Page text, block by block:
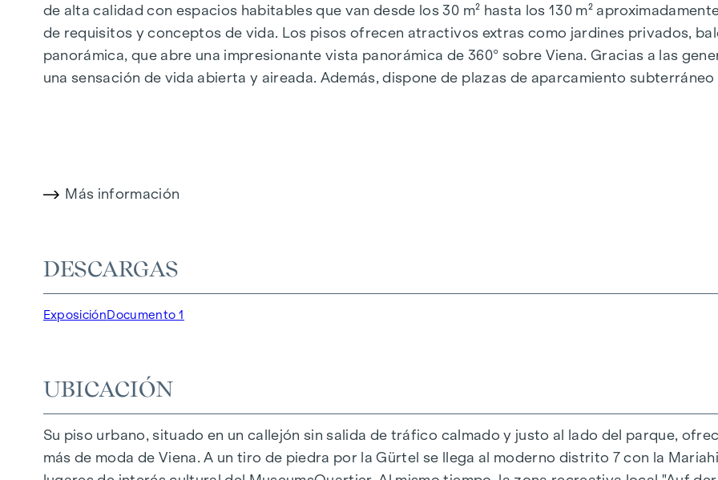
de alta calidad con espacios habitables que van desde los 30 m² hasta los 130 m²
de requisitos y conceptos de vida. Los pisos ofrecen atractivos extras como jardines privados,
panorámica, que abre una impresionante vista panorámica de 360° sobre Viena. Gracias a las
una sensación de vida abierta y aireada. Además, dispone de plazas de aparcamiento
DESTACADOS
Superficie habitable de 30 a 130 m² aprox.
Pisos de 1 a 4 habitaciones
Grandes alturas
Sistema fotovoltaico en el tejado
Sala común
LLEGAR A CASA
Más información
DESCARGAS
ExposiciónDocumento 1
UBICACIÓN
Su piso urbano, situado en un callejón sin salida de tráfico calmado y justo al lado del parque,
más de moda de Viena. A un tiro de piedra por la Gürtel se llega al moderno distrito 7 con la